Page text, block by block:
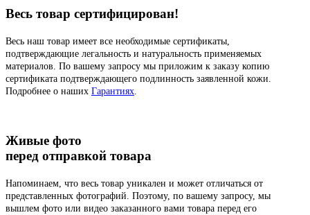
Весь товар сертифицирован!
Весь наш товар имеет все необходимые сертификаты,
подтверждающие легальность и натуральность применяемых
материалов. По вашему запросу мы приложим к заказу копию
сертификата подтверждающего подлинность заявленной кожи.
Подробнее о наших Гарантиях
Живые фото
перед отправкой товара
Напоминаем, что весь товар уникален и может отличаться от
представленных фотографий. Поэтому, по вашему запросу, мы
вышлем фото или видео заказанного вами товара перед его